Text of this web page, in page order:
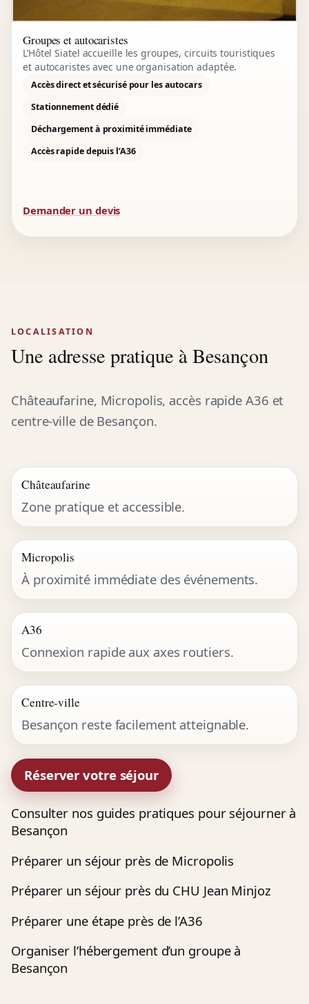
Groupes et autocaristes
L’Hôtel Siatel accueille les groupes, circuits touristiques
et autocaristes avec une organisation adaptée.
Accès direct et sécurisé pour les autocars
Stationnement dédié
Déchargement à proximité immédiate
Accès rapide depuis l’A36
Demander un devis
LOCALISATION
Une adresse pratique à Besançon
Châteaufarine, Micropolis, accès rapide A36 et
centre-ville de Besançon.
Châteaufarine
Zone pratique et accessible.
Micropolis
À proximité immédiate des événements.
A36
Connexion rapide aux axes routiers.
Centre-ville
Besançon reste facilement atteignable.
Réserver votre séjour
Consulter nos guides pratiques pour séjourner à
Besançon
Préparer un séjour près de Micropolis
Préparer un séjour près du CHU Jean Minjoz
Préparer une étape près de l’A36
Organiser l’hébergement d’un groupe à
Besançon